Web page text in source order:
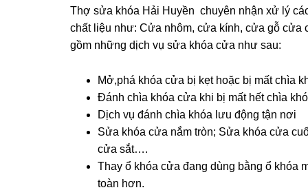
Thợ sửa khóa Hải Huyền chuyên nhận xử lý
chất liệu như: Cửa nhôm, cửa kính, cửa gỗ
gồm những dịch vụ sửa khóa cửa như sau:
Mở,phá khóa cửa bị kẹt hoặc bị mất chìa
Đánh chìa khóa cửa khi bị mất hết chìa
Dịch vụ đánh chìa khóa lưu động tận nơi
Sửa khóa cửa nắm tròn; Sửa khóa cửa
cửa sắt….
Thay ổ khóa cửa đang dùng bằng ổ khóa
toàn hơn.